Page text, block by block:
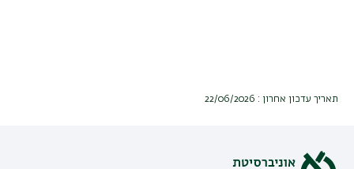
תאריך עדכון אחרון : 22/06/2026